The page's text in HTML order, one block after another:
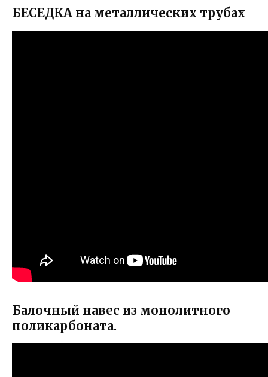
БЕСЕДКА на металлических трубах
Балочный навес из монолитного
поликарбоната.